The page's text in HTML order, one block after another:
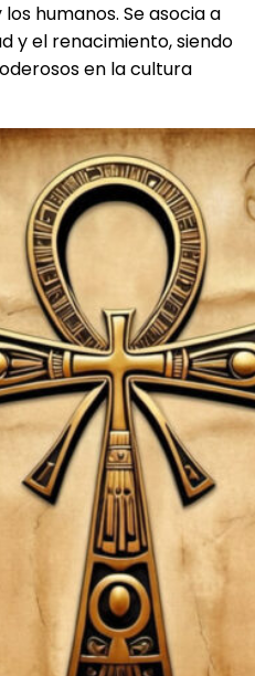
humanos. Se asocia a
y el renacimiento, siendo
en la cultura